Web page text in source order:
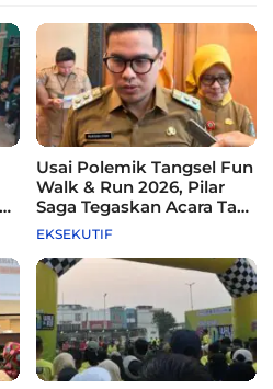
Usai Polemik Tangsel Fun
Walk & Run 2026, Pilar
Saga Tegaskan Acara Tak
Difasilitasi Pemkot
EKSEKUTIF